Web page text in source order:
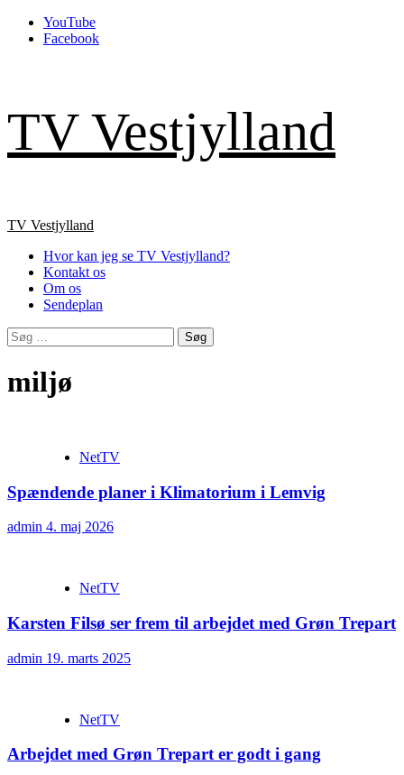
Skip
YouTube
Facebook
TV Vestjylland
Primary
TV Vestjylland
Hvor kan jeg se TV Vestjylland?
Kontakt os
Om os
Sendeplan
Søg
efter:
miljø
NetTV
Spændende planer i Klimatorium i Lemvig
admin 4. maj 2026
NetTV
Karsten Filsø ser frem til arbejdet med Grøn Trepart
admin 19. marts 2025
NetTV
Arbejdet med Grøn Trepart er godt i gang